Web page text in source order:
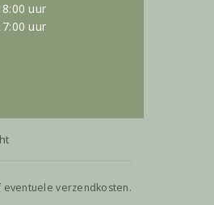
uur
uur
eventuele verzendkosten.